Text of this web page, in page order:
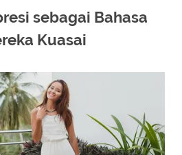
sebagai Bahasa
Kuasai